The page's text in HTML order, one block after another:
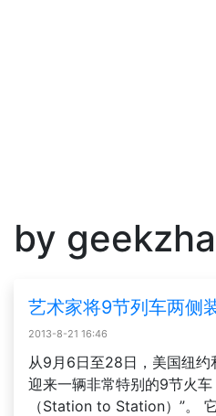
by
艺术家将9节列车两侧
2013-8-21 16:46
从9月6日至28日，美国纽约
迎来一辆非常特别的9节火
（Station to Station）”。